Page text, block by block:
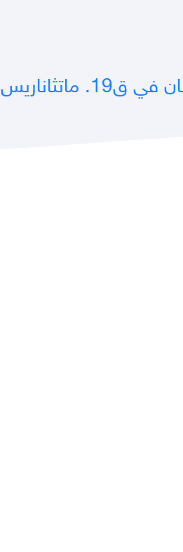
ماتثاناريس